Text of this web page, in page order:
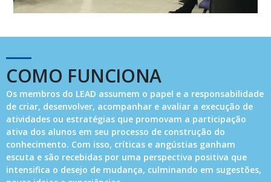
COMO FUNCIONA
Os membros do LEAD assumem o papel e a responsabilidade
de criar, desenvolver, acompanhar e avaliar a execução de
atividades ou estratégias que promovam a participação
ativa dos alunos em seu processo de construção do
conhecimento. Com isso, críticas e angústias ganham
escuta e são recebidas por uma perspectiva positiva que
intensifica o desejo de mudança, culminando em sugestões,